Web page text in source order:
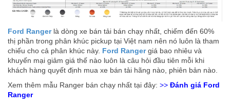
Ford Rangerlà dòng xe bán tải bán chạy nhất, chiếm đến 60%
thị phần trong phân khúc pickup tại Việt nam nên nó luôn là tham
chiếu cho cả phân khúc này. Ford Rangergiá bao nhiêu và
khuyến mại giảm giá thế nào luôn là câu hỏi đầu tiên mỗi khi
khách hàng quyết định mua xe bán tải hãng nào, phiên bản nào.
Xem thêm mẫu Ranger bán chạy nhất tại đây: >> Đánh giá Ford
Ranger